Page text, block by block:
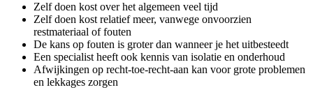
Zelf doen kost over het algemeen veel tijd
Zelf doen kost relatief meer, vanwege onvoorzien
restmateriaal of fouten
De kans op fouten is groter dan wanneer je het uitbesteedt
Een specialist heeft ook kennis van isolatie en onderhoud
Afwijkingen op recht-toe-recht-aan kan voor grote problemen
en lekkages zorgen